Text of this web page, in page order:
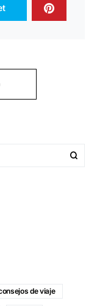
de viaje